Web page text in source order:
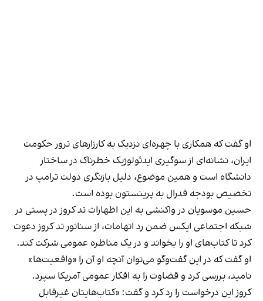
او گفت که همکاری با چهره‌ای نزدیک به کارزارهای ترور حکومت
ایران، نشانه‌ای از سوگیری ایدئولوژیک خطرناک در ساختار
دانشگاه است و همین موضوع، دلیل بازنگری دولت ترامپ در
تخصیص بودجه فدرال به پرینستون بوده است.
حسین موسویان در واکنشی به این اظهارات تد کروز در پستی در
شبکه اجتماعی ایکس ضمن رد اتهامات، از سناتور تد کروز دعوت
کرد تا کتاب‌های او را بخواند و در یک مناظره عمومی شرکت کند.
او گفت که در این گفت‌وگو می‌توان آنچه او آن را «واقعیت‌ها»
نامید، بررسی کرد و قضاوت را به افکار عمومی آمریکا سپرد.
کروز این درخواست را رد کرد و گفت:‌ «کتاب‌هایتان غیرقابل